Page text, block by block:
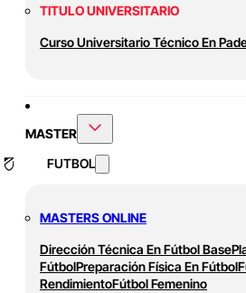
TITULO UNIVERSITARIO
Curso Universitario Técnico En
MASTER
FUTBOL
MASTERS ONLINE
Dirección Técnica En Fútbol Base
FútbolPreparación Física En Fútbol
RendimientoFútbol Femenino